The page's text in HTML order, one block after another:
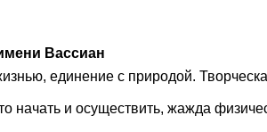
Вассиан
единение с природой.
начать и осуществить, жажда